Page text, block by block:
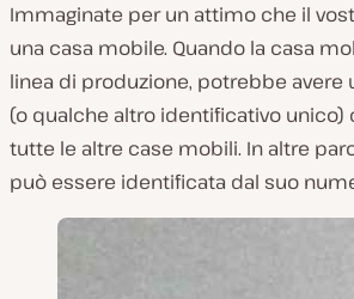
Immaginate per un attimo che il
una casa mobile. Quando la casa
linea di produzione, potrebbe avere
(o qualche altro identificativo unico)
tutte le altre case mobili. In altre
può essere identificata dal suo